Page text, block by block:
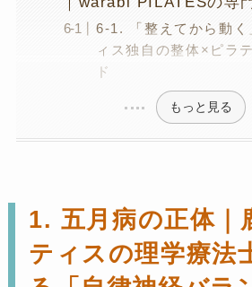
6-1. 「整えてから動く
ィス独自の整体×ピラ
ド
もっと見る
1. 五月病の正体｜
ティスの理学療法